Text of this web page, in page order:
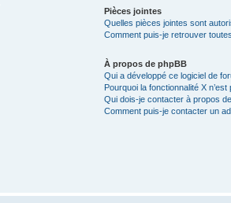
Pièces jointes
Quelles pièces jointes sont
Comment puis-je retrouver
À propos de phpBB
Qui a développé ce logiciel de
Pourquoi la fonctionnalité X
Qui dois-je contacter à propos
Comment puis-je contacter un